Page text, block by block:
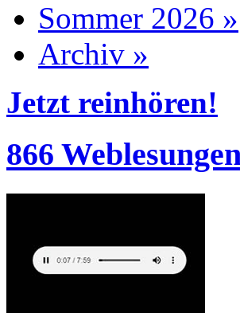
Sommer 2026 »
Archiv »
Jetzt reinhören!
866